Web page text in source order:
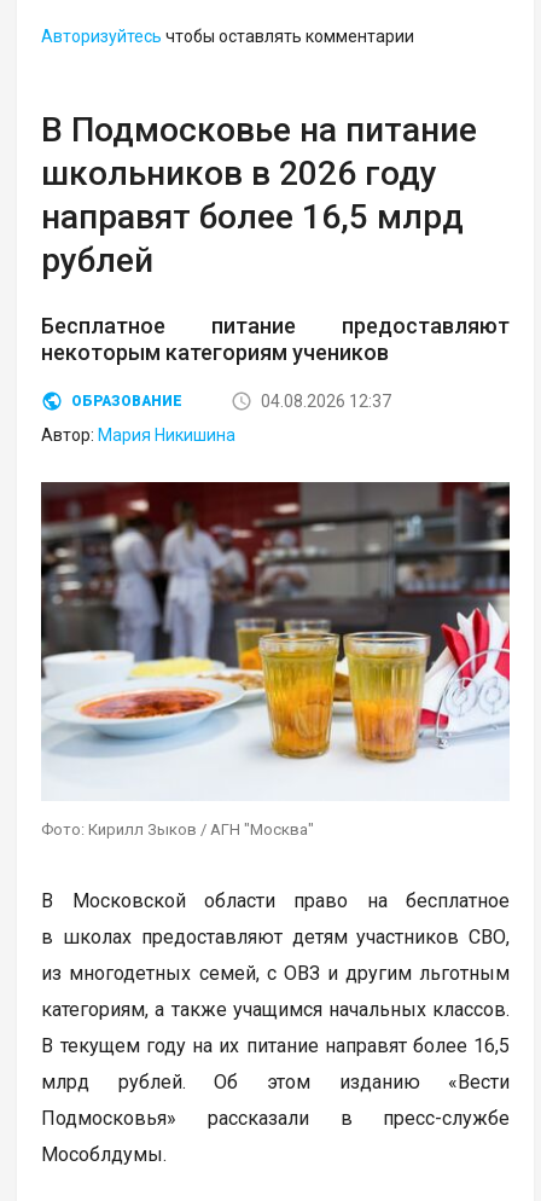
Авторизуйтесь чтобы оставлять комментарии
В Подмосковье на питание
школьников в 2026 году
направят более 16,5 млрд
рублей
Бесплатное питание предоставляют
некоторым категориям учеников
ОБРАЗОВАНИЕ
04.08.2026 12:37
Автор: Мария Никишина
Фото: Кирилл Зыков / АГН "Москва"
В Московской области право на бесплатное
в школах предоставляют детям участников СВО,
из многодетных семей, с ОВЗ и другим льготным
категориям, а также учащимся начальных классов.
В текущем году на их питание направят более 16,5
млрд рублей. Об этом изданию «Вести
Подмосковья» рассказали в пресс-службе
Мособлдумы.